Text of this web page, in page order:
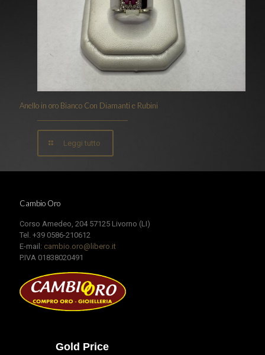
Anello in oro Bianco Con Diamanti e Rubini
Leggi tutto
Cambio Oro
Corso Amedeo, 204 57125 Livorno (LI)
Tel. +39 0586-210612
E-mail: cambio.oro@libero.it
P.IVA 01838020491
Gold Price